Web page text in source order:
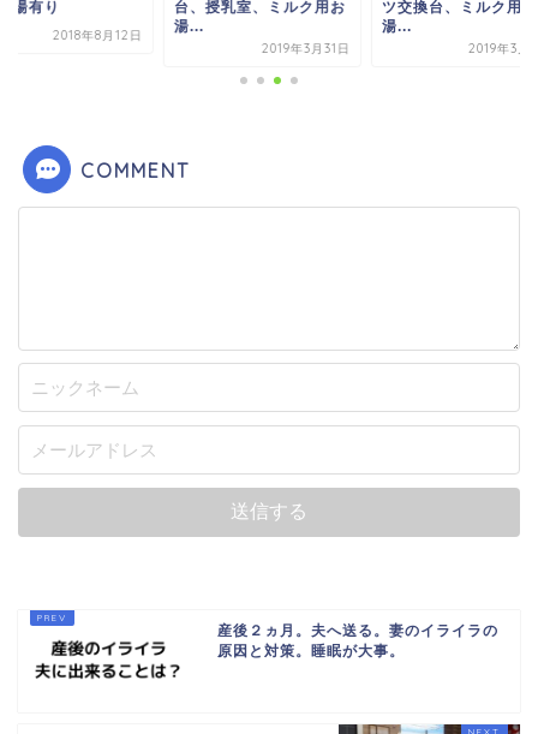
授乳室、ミルク用お
ツ交換台、ミルク用お
湯...
2019年3月30日
ーム情報(授乳室、
COMMENT
産後２ヵ月。夫へ送る。妻のイライラの
原因と対策。睡眠が大事。